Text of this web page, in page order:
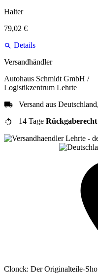
Halter
79,02 €
Details
Versandhändler
Autohaus Schmidt GmbH /
Logistikzentrum Lehrte
Versand aus
14 Tage Rückgaberecht
Clonck: Der Originalteile-